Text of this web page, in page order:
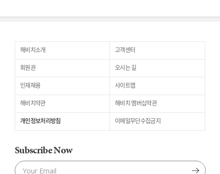
해비치소개 고객센터
회원권 오시는 길
인재채용 사이트맵
해비치약관 해비치 멤버십약관
개인정보처리방침 이메일무단수집금지
Subscribe Now